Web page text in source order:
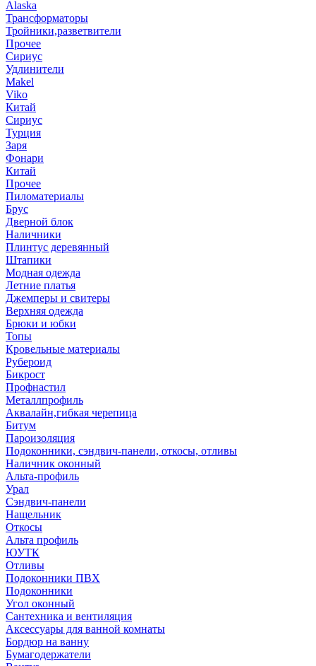
Alaska
Трансформаторы
Тройники,разветвители
Прочее
Сириус
Удлинители
Makel
Viko
Китай
Сириус
Турция
Заря
Фонари
Китай
Прочее
Пиломатериалы
Брус
Дверной блок
Наличники
Плинтус деревянный
Штапики
Модная одежда
Летние платья
Джемперы и свитеры
Верхняя одежда
Брюки и юбки
Топы
Кровельные материалы
Рубероид
Бикрост
Профнастил
Металлпрофиль
Аквалайн,гибкая черепица
Битум
Пароизоляция
Подоконники, сэндвич-панели, откосы, отливы
Наличник оконный
Альта-профиль
Урал
Сэндвич-панели
Нащельник
Откосы
Альта профиль
ЮУТК
Отливы
Подоконники ПВХ
Подоконники
Угол оконный
Сантехника и вентиляция
Аксессуары для ванной комнаты
Бордюр на ванну
Бумагодержатели